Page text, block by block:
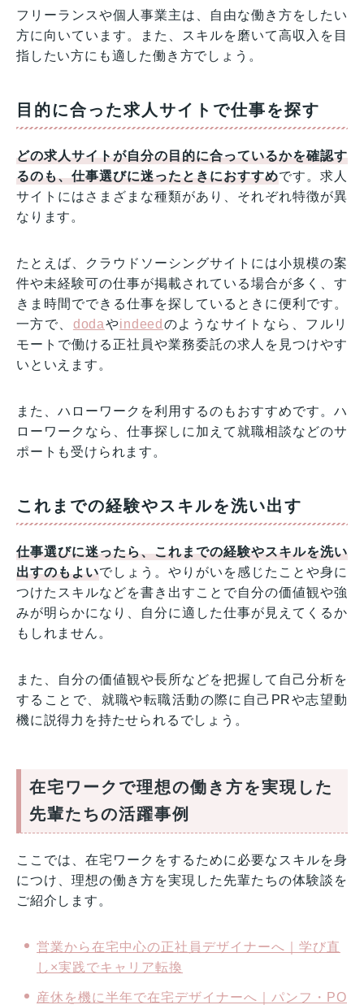
フリーランスや個人事業主は、自由な働き方をしたい
方に向いています。また、スキルを磨いて高収入を目
指したい方にも適した働き方でしょう。
目的に合った求人サイトで仕事を探す
どの求人サイトが自分の目的に合っているかを確認す
るのも、仕事選びに迷ったときにおすすめです。求人
サイトにはさまざまな種類があり、それぞれ特徴が異
なります。
たとえば、クラウドソーシングサイトには小規模の案
件や未経験可の仕事が掲載されている場合が多く、す
きま時間でできる仕事を探しているときに便利です。
一方で、 dodaやindeed のようなサイトなら、フルリ
モートで働ける正社員や業務委託の求人を見つけやす
いといえます。
また、ハローワークを利用するのもおすすめです。ハ
ローワークなら、仕事探しに加えて就職相談などのサ
ポートも受けられます。
これまでの経験やスキルを洗い出す
仕事選びに迷ったら、これまでの経験やスキルを洗い
出すのもよいでしょう。やりがいを感じたことや身に
つけたスキルなどを書き出すことで自分の価値観や強
みが明らかになり、自分に適した仕事が見えてくるか
もしれません。
また、自分の価値観や長所などを把握して自己分析を
することで、就職や転職活動の際に自己PRや志望動
機に説得力を持たせられるでしょう。
在宅ワークで理想の働き方を実現した
先輩たちの活躍事例
ここでは、在宅ワークをするために必要なスキルを身
につけ、理想の働き方を実現した先輩たちの体験談を
ご紹介します。
営業から在宅中心の正社員デザイナーへ｜学び直
し×実践でキャリア転換
産休を機に半年で在宅デザイナーへ｜パンフ・PO